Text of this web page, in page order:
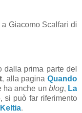
Giacomo Scalfari di
dalla prima parte del
, alla pagina Quando
ha anche un blog, La
si può far riferimento
Keltia.